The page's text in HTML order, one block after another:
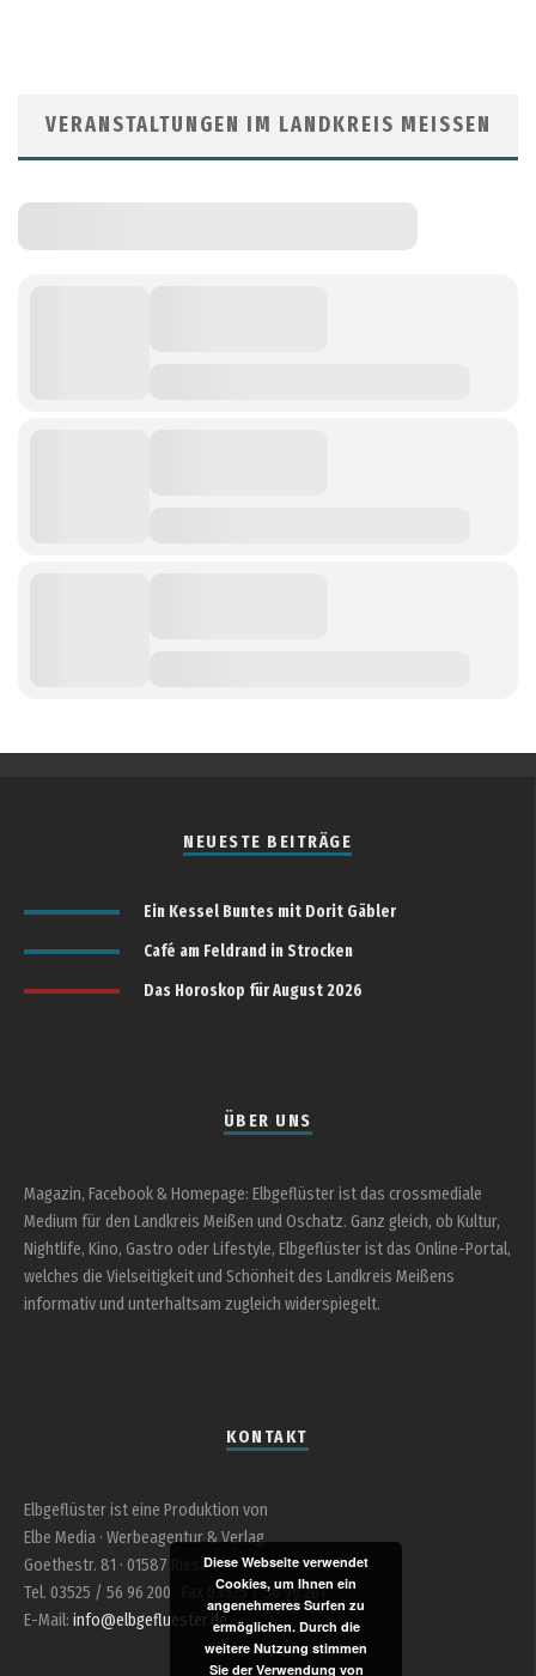
VERANSTALTUNGEN IM LANDKREIS MEISSEN
NEUESTE BEITRÄGE
Ein Kessel Buntes mit Dorit Gäbler
Café am Feldrand in Strocken
Das Horoskop für August 2026
ÜBER UNS
Magazin, Facebook & Homepage: Elbgeflüster ist das crossmediale
Medium für den Landkreis Meißen und Oschatz. Ganz gleich, ob Kultur,
Nightlife, Kino, Gastro oder Lifestyle, Elbgeflüster ist das Online-Portal,
welches die Vielseitigkeit und Schönheit des Landkreis Meißens
informativ und unterhaltsam zugleich widerspiegelt.
KONTAKT
Elbgeflüster ist eine Produktion von
Elbe Media · Werbeagentur & Verlag
Goethestr. 81 · 01587 Riesa
Tel. 03525 / 56 96 200 · Fax 03525 / 56 96 201
E-Mail: info@elbgefluester.de
Diese Webseite verwendet
Cookies, um Ihnen ein
angenehmeres Surfen zu
ermöglichen. Durch die
weitere Nutzung stimmen
Sie der Verwendung von